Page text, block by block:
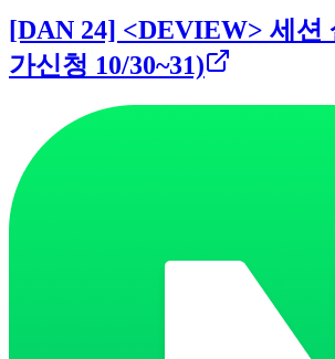
[DAN 24] <DEVIEW> 세션
가신청 10/30~31)